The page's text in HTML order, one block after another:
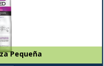
Pequeña